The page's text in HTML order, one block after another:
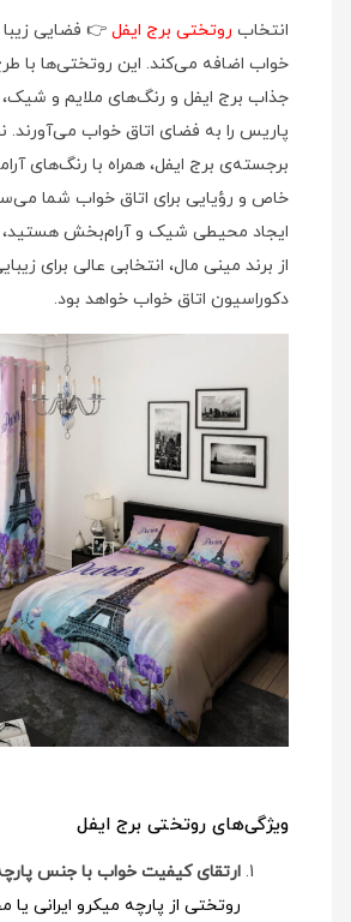
انتخاب روتختی برج ایفل 👉 فضایی
خواب اضافه می‌کند. این روتختی‌ها با
جذاب برج ایفل و رنگ‌های ملایم و
پاریس را به فضای اتاق خواب
برجسته‌ی برج ایفل، همراه با رنگ‌های
خاص و رؤیایی برای اتاق خواب شما
ایجاد محیطی شیک و آرام‌بخش هستید،
از برند مینی‌ مال، انتخابی عالی برای
دکوراسیون اتاق خواب خواهد بود.
ویژگی‌های روتختی برج ایفل
ارتقای کیفیت خواب با جنس
روتختی از پارچه میکرو ایرانی یا